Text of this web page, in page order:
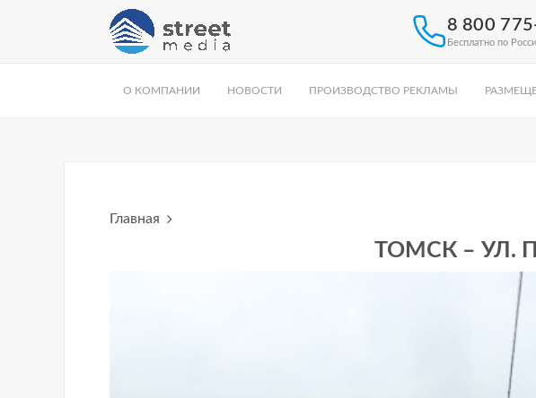
8 800
Бесплатно по
О КОМПАНИИ НОВОСТИ ПРОИЗВОДСТВО РЕКЛАМЫ
Главная
ТОМСК – УЛ.